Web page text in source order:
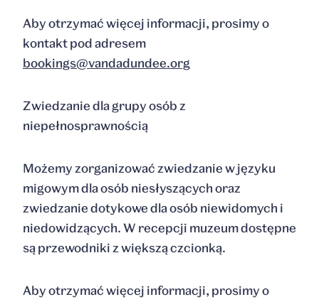
Aby otrzymać więcej informacji, prosimy o
kontakt pod adresem
bookings@vandadundee.org
Zwiedzanie dla grupy osób z
niepełnosprawnością
Możemy zorganizować zwiedzanie w języku
migowym dla osób niesłyszących oraz
zwiedzanie dotykowe dla osób niewidomych i
niedowidzących. W recepcji muzeum dostępne
są przewodniki z większą czcionką.
Aby otrzymać więcej informacji, prosimy o